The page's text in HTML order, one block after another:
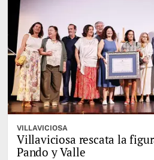
VILLAVICIOSA
Villaviciosa rescata la
Pando y Valle